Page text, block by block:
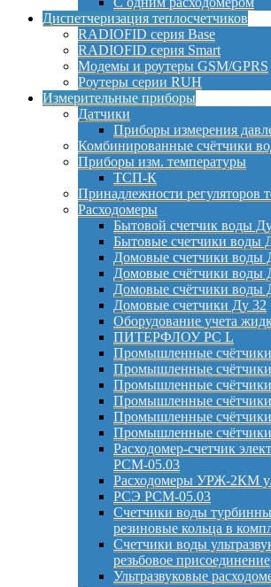
Диспетчеризация теплосчетчиков
RADIOFID серия Base
RADIOFID серия Smart
Модемы и роутеры GSM/GPRS
Роутеры серии RUH
Измерительные приборы
Датчики
Приборы измерения
Комбинированные счётчики
Приборы изм. температуры
ТСП-К
Принадлежности регуляторов
Расходомеры
Бытовой счетчик воды
Бытовые счетчики воды
Домовые счетчики воды
Домовые счётчики воды
Домовые счётчики воды
Домовые счетчики Ду 32
Оборудование учета
ПИТЕРФЛОУ РС L
Промышленные
Промышленные
Промышленные
Промышленные
Промышленные
Промышленные
Расходомер-счетчик
РСМ-05.03
Расходомеры УРЖ-2КМ
РСЭ РСМ-05.03
Счетчики воды
резиновые кольца в
Счетчики воды
резьбовое присоединение
Ультразвуковые